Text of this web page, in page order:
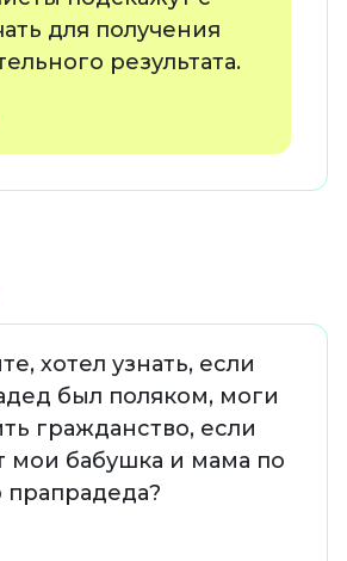
для получения
результата.
хотел узнать, если
был поляком, моги
гражданство, если
мои бабушка и мама по